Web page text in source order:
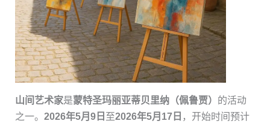
山间艺术家是蒙特圣玛丽亚蒂贝里纳（佩鲁贾） 的活动
之一。 2026年5月9日 至2026年5月17日 ，开始时间预计